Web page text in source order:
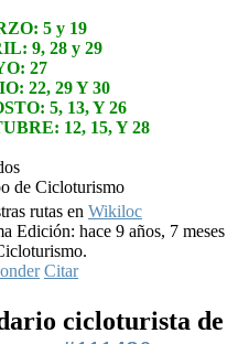
5 y 19
9, 28 y 29
27
22, 29 Y 30
5, 13, Y 26
12, 15, Y 28
de Cicloturismo
rutas en Wikiloc
Edición: hace 9 años, 7 meses
Citar
cicloturista de